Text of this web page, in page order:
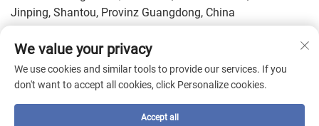
Jinping, Shantou, Provinz Guangdong, China
+86-13502930779
Datenschutzrichtlinie
We value your privacy
We use cookies and similar tools to provide our services. If you
don't want to accept all cookies, click Personalize cookies.
Accept all